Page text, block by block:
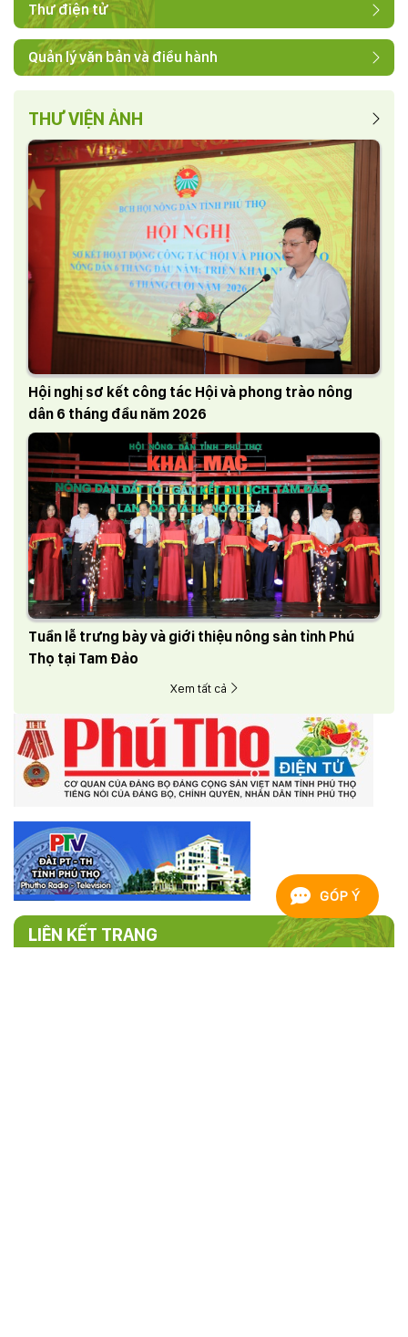
Thư điện tử
Quản lý văn bản và điều hành
THƯ VIỆN ẢNH
Hội nghị sơ kết công tác Hội và phong trào nông
dân 6 tháng đầu năm 2026
Tuần lễ trưng bày và giới thiệu nông sản tỉnh Phú
Thọ tại Tam Đảo
Xem tất cả
LIÊN KẾT TRANG
GÓP Ý